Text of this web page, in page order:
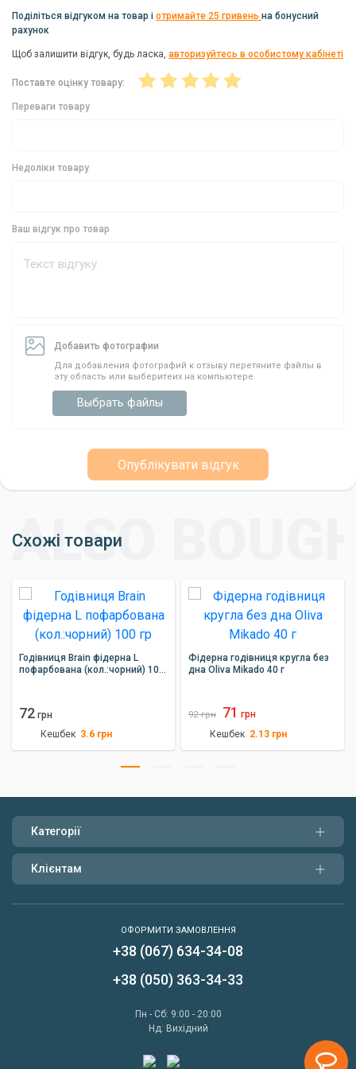
Колір:
Кількість в упаковці:1 годівниця
Країна виробництва:Україна
Висока якість виготовлення
Зручність використання
50g і насолоджуйтеся точними та далекими
закидами у фідерній ловлі!
Поділіться відгуком на товар і отримайте 25 гривень на бонусний
рахунок
Щоб залишити відгук, будь ласка, авторизуйтесь в особистому кабінеті
Поставте оцінку товару:
Переваги товару
Недоліки товару
Ваш відгук про товар
Добавить фотографии
Для добавления фотографий к отзыву перетяните файлы в
эту область или выберитеих на компьютере.
Выбрать файлы
Опублікувати відгук
Схожі товари
Годівниця Brain фідерна L
пофарбована (кол.:чорний) 100
72 грн
Кешбек 3.6 грн
Фідерна годівниця кругла без
дна Oliva Mikado 40 г
92 грн 71 грн
Кешбек 2.13 грн
Категорії
Клієнтам
ОФОРМИТИ ЗАМОВЛЕННЯ
+38 (067) 634-34-08
+38 (050) 363-34-33
Пн - Сб: 9:00 - 20:00
Нд: Вихідний